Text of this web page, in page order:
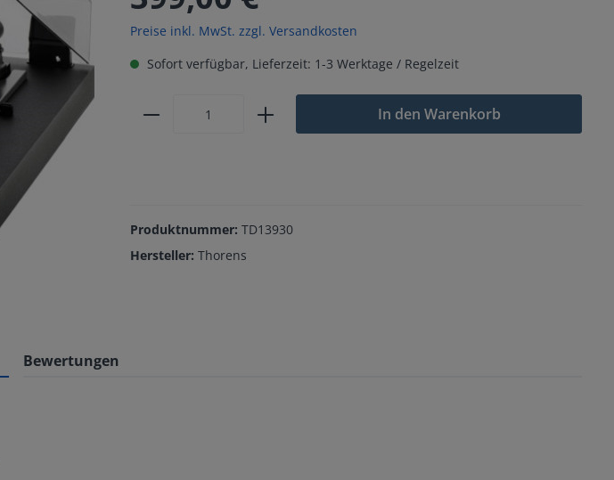
Preise inkl. MwSt. zzgl. Versandkosten
Sofort verfügbar, Lieferzeit: 1-3 Werktage / Regelzeit
In den Warenkorb
Produktnummer:TD13930
Hersteller:Thorens
Bewertungen